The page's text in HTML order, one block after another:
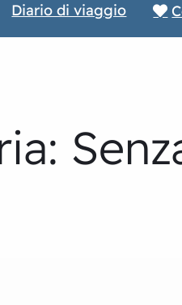
Diario di viaggio